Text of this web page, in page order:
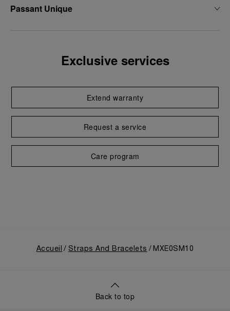
Passant Unique
Exclusive services
Extend warranty
Request a service
Care program
Accueil Straps And Bracelets MXE0SM10
Back to top